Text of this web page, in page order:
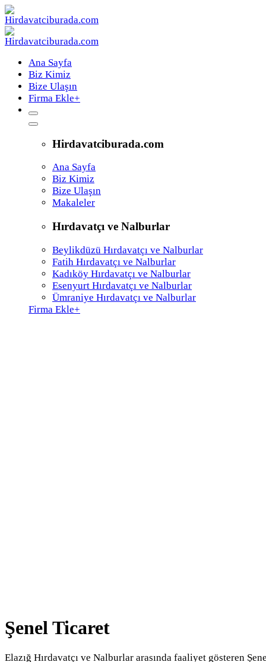
Ana Sayfa
Biz Kimiz
Bize Ulaşın
Firma Ekle+
Hirdavatciburada.com
Ana Sayfa
Biz Kimiz
Bize Ulaşın
Makaleler
Hırdavatçı ve Nalburlar
Beylikdüzü Hırdavatçı ve Nalburlar
Fatih Hırdavatçı ve Nalburlar
Kadıköy Hırdavatçı ve Nalburlar
Esenyurt Hırdavatçı ve Nalburlar
Ümraniye Hırdavatçı ve Nalburlar
Firma Ekle+
Şenel Ticaret
Elazığ Hırdavatçı ve Nalburlar arasında faaliyet gösteren